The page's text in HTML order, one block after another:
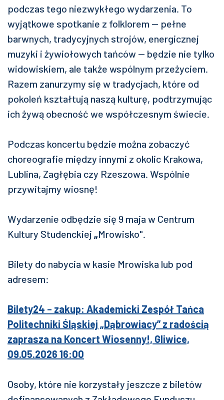
podczas tego niezwykłego wydarzenia. To
wyjątkowe spotkanie z folklorem — pełne
barwnych, tradycyjnych strojów, energicznej
muzyki i żywiołowych tańców — będzie nie tylko
widowiskiem, ale także wspólnym przeżyciem.
Razem zanurzymy się w tradycjach, które od
pokoleń kształtują naszą kulturę, podtrzymując
ich żywą obecność we współczesnym świecie.
Podczas koncertu będzie można zobaczyć
choreografie między innymi z okolic Krakowa,
Lublina, Zagłębia czy Rzeszowa. Wspólnie
przywitajmy wiosnę!
Wydarzenie odbędzie się 9 maja w Centrum
Kultury Studenckiej „Mrowisko".
Bilety do nabycia w kasie Mrowiska lub pod
adresem:
Bilety24 – zakup: Akademicki Zespół Tańca
Politechniki Śląskiej „Dąbrowiacy” z radością
zaprasza na Koncert Wiosenny!, Gliwice,
09.05.2026 16:00
Osoby, które nie korzystały jeszcze z biletów